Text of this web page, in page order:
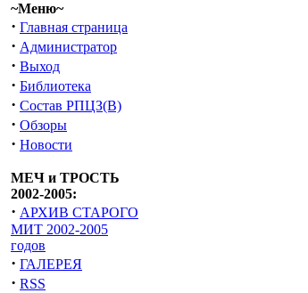
~Меню~
· Главная страница
· Администратор
· Выход
· Библиотека
· Состав РПЦЗ(В)
· Обзоры
· Новости
МЕЧ и ТРОСТЬ
2002-2005:
· АРХИВ СТАРОГО
МИТ 2002-2005
годов
· ГАЛЕРЕЯ
· RSS